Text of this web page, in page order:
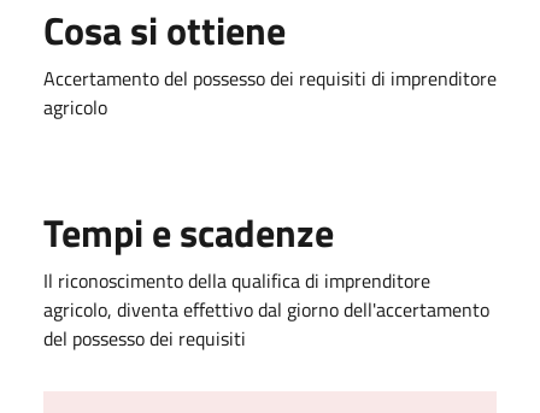
Cosa si ottiene
Accertamento del possesso dei requisiti di imprenditore
agricolo
Tempi e scadenze
Il riconoscimento della qualifica di imprenditore
agricolo, diventa effettivo dal giorno dell'accertamento
del possesso dei requisiti